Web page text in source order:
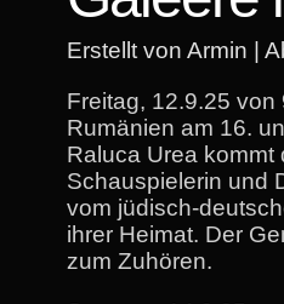
Erstellt von Armin |
Freitag, 12.9.25 von
Rumänien am 16.
Raluca Urea kommt
Schauspielerin und
vom jüdisch-
ihrer Heimat. Der
zum Zuhören.